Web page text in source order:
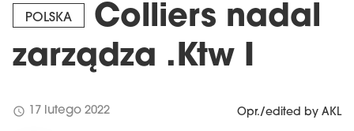
POLSKA
Colliers nadal
zarządza .Ktw I
schedule 17 lutego 2022 Opr./edited by AKL